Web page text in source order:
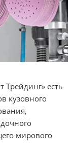
Трейдинг» есть
кузовного
мирового